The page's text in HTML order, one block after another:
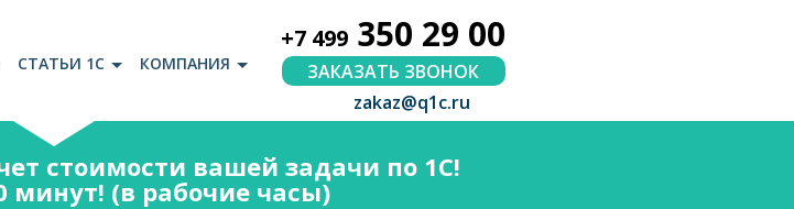
СТАТЬИ 1С КОМПАНИЯ
+7 499 350 29 00
ЗАКАЗАТЬ ЗВОНОК
zakaz@q1c.ru
стоимости вашей задачи по 1С!
минут! (в рабочие часы)